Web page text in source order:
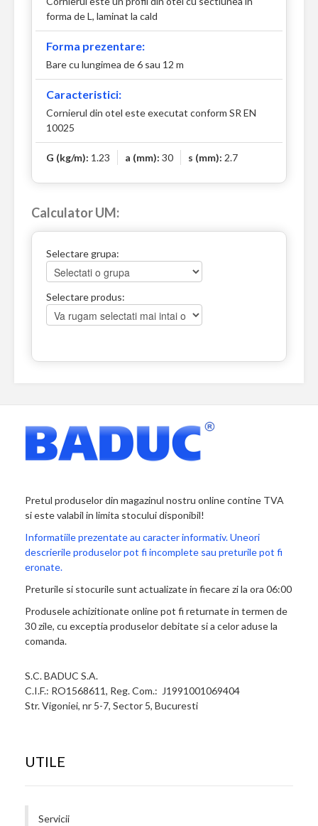
forma de L, laminat la cald
Forma prezentare:
Bare cu lungimea de 6 sau 12 m
Caracteristici:
Cornierul din otel este executat conform SR EN
10025
G (kg/m): 1.23 a (mm): 30 s (mm): 2.7
Calculator UM:
Selectare grupa:
Selectare produs:
Pretul produselor din magazinul nostru online contine TVA
si este valabil in limita stocului disponibil!
Informatiile prezentate au caracter informativ. Uneori
descrierile produselor pot fi incomplete sau preturile pot fi
eronate.
Preturile si stocurile sunt actualizate in fiecare zi la ora 06:00
Produsele achizitionate online pot fi returnate in termen de
30 zile, cu exceptia produselor debitate si a celor aduse la
comanda.
S.C. BADUC S.A.
C.I.F.: RO1568611, Reg. Com.: J1991001069404
Str. Vigoniei, nr 5-7, Sector 5, Bucuresti
UTILE
Servicii